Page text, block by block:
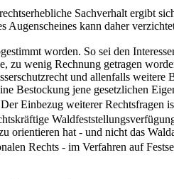
Sachverhalt ergibt
Augenscheines kann daher
worden. So sei den
zu wenig Rechnung getragen
und allenfalls weitere
Bestockung jene gesetzlichen
Einbezug weiterer Rechtsfragen
orientieren hat - und nicht das
Rechts - im Verfahren auf